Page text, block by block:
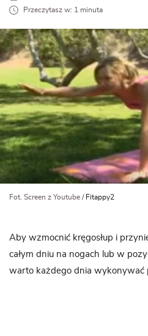
Przeczytasz w: 1 minuta
Fot. Screen z Youtube / Fitappy2
Aby wzmocnić kręgosłup i
całym dniu na nogach lub w
warto każdego dnia wykonywać